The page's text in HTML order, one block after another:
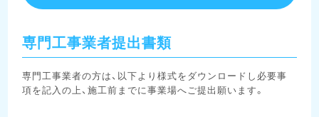
専門工事業者提出書類
専門工事業者の方は、以下より様式をダウンロードし必要事
項を記入の上、施工前までに事業場へご提出願います。